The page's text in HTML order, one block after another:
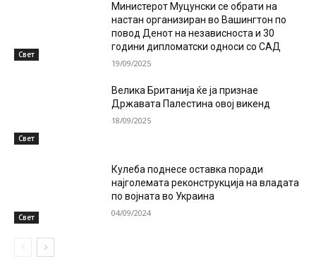
Свет
Министерот Муцунски се обрати на
настан организиран во Вашингтон по
повод Денот на независноста и 30
години дипломатски односи со САД
19/09/2025
Свет
Велика Британија ќе ја признае
Државата Палестина овој викенд
18/09/2025
Свет
Кулеба поднесе оставка поради
најголемата реконструкција на владата
по војната во Украина
04/09/2024